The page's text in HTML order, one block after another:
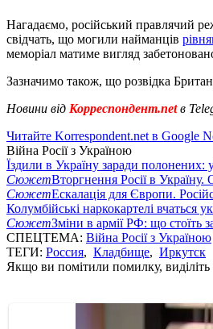
Нагадаємо, російський правлячий
свідчать, що могили найманців
меморіал матиме вигляд
Зазначимо також, що розвідка
Новини від Корреспондент.netв
Читайте Korrespondent.net в Google
Війна Росії з Україною
Їздили в Україну заради полонених:
СюжетВторгнення Росії в Україну.
СюжетЕскалація для Європи.
Колумбійські наркокартелі вчаться
СюжетЗміни в армії РФ: що стоїть
СПЕЦТЕМА: Війна Росії з Україною
ТЕГИ: Россия, Кладбище, Иркутск
Якщо ви помітили помилку,